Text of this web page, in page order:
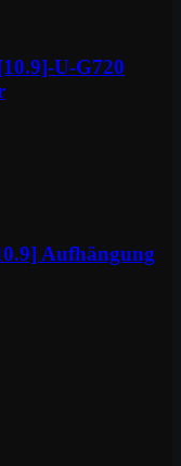
U-G720
Aufhängung